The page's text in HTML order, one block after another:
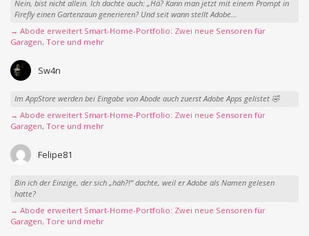
Nein, bist nicht allein. Ich dachte auch: „Hä? Kann man jetzt mit einem Prompt in
Firefly einen Gartenzaun generieren? Und seit wann stellt Adobe...
→ Abode erweitert Smart-Home-Portfolio: Zwei neue Sensoren für
Garagen, Tore und mehr
Sw4n
Im AppStore werden bei Eingabe von Abode auch zuerst Adobe Apps gelistet 🤣
→ Abode erweitert Smart-Home-Portfolio: Zwei neue Sensoren für
Garagen, Tore und mehr
Felipe81
Bin ich der Einzige, der sich „häh?!“ dachte, weil er Adobe als Namen gelesen
hatte?
→ Abode erweitert Smart-Home-Portfolio: Zwei neue Sensoren für
Garagen, Tore und mehr